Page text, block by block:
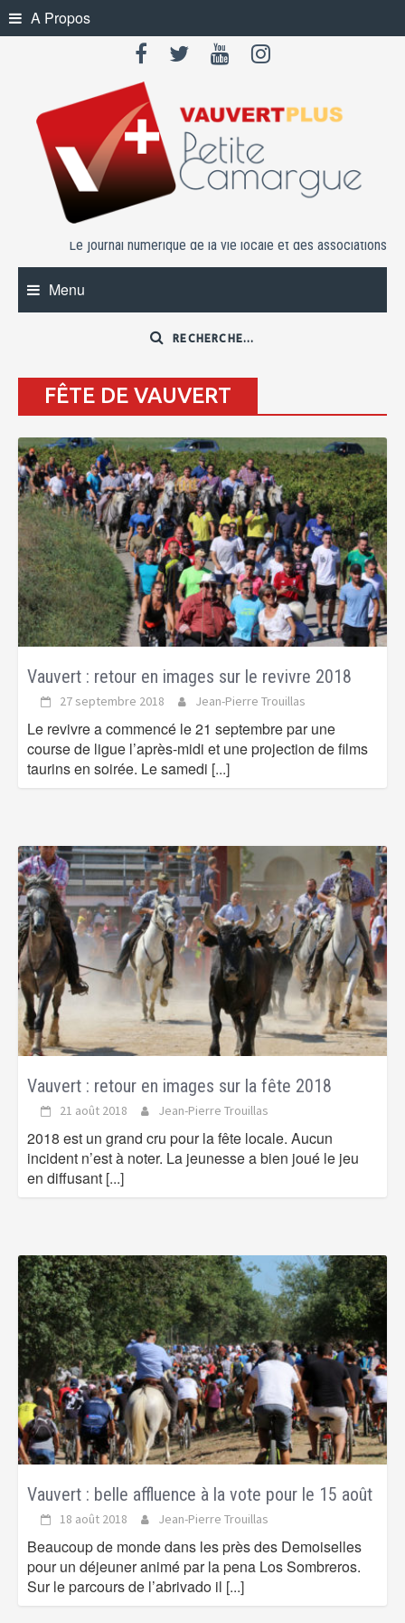
Skip
to
A Propos
Le journal numérique de la vie locale et des associations
Menu
FÊTE DE VAUVERT
Vauvert : retour en images sur le revivre 2018
27 septembre 2018 Jean-Pierre Trouillas
Le revivre a commencé le 21 septembre par une
course de ligue l’après-midi et une projection de films
taurins en soirée. Le samedi [...]
Vauvert : retour en images sur la fête 2018
21 août 2018 Jean-Pierre Trouillas
2018 est un grand cru pour la fête locale. Aucun
incident n’est à noter. La jeunesse a bien joué le jeu
en diffusant [...]
Vauvert : belle affluence à la vote pour le 15 août
18 août 2018 Jean-Pierre Trouillas
Beaucoup de monde dans les près des Demoiselles
pour un déjeuner animé par la pena Los Sombreros.
Sur le parcours de l’abrivado il [...]